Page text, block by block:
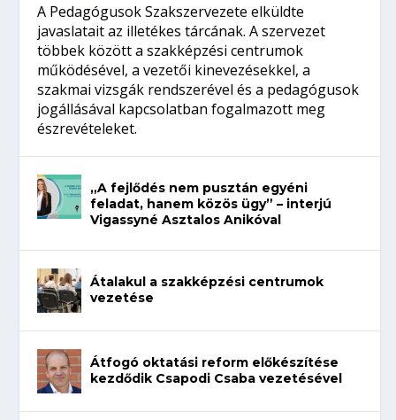
A Pedagógusok Szakszervezete elküldte
javaslatait az illetékes tárcának. A szervezet
többek között a szakképzési centrumok
működésével, a vezetői kinevezésekkel, a
szakmai vizsgák rendszerével és a pedagógusok
jogállásával kapcsolatban fogalmazott meg
észrevételeket.
„A fejlődés nem pusztán egyéni
feladat, hanem közös ügy” – interjú
Vigassyné Asztalos Anikóval
Átalakul a szakképzési centrumok
vezetése
Átfogó oktatási reform előkészítése
kezdődik Csapodi Csaba vezetésével